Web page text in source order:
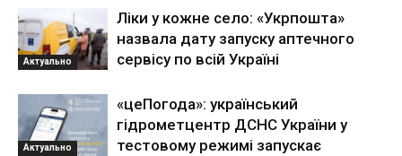
Актуально
Ліки у кожне село: «Укрпошта»
назвала дату запуску аптечного
сервісу по всій Україні
Актуально
«цеПогода»: український
гідрометцентр ДСНС України у
тестовому режимі запускає